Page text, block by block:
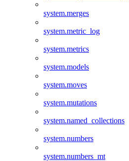
system.merges
system.metric_log
system.metrics
system.models
system.moves
system.mutations
system.named_collections
system.numbers
system.numbers_mt